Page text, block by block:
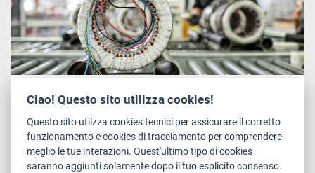
Al via la terza edizione del Premio
“PMI innovativa trentina dell’anno”
Torna il Premio “P2IA - PMI innovativa trentina dell’anno”,
nato da un’idea di Trentino Sviluppo e Camera di
Ciao! Questo sito utilizza cookies!
Questo sito utilzza cookies tecnici per assicurare il corretto
funzionamento e cookies di tracciamento per comprendere
meglio le tue interazioni. Quest'ultimo tipo di cookies
saranno aggiunti solamente dopo il tuo esplicito consenso.